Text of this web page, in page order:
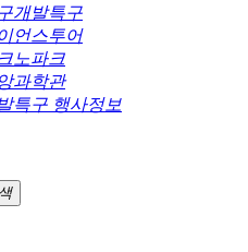
개발특구
언스투어
노파크
과학관
특구 행사정보